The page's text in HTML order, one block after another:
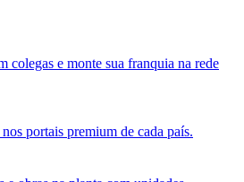
colegas e monte sua franquia na rede
portais premium de cada país.